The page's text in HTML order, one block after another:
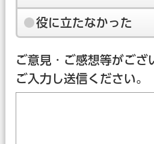
役に立たなかった
ご意見・ご感想等がござ
ご入力し送信ください。